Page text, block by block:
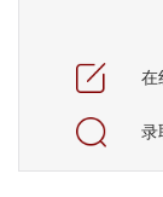
在
录